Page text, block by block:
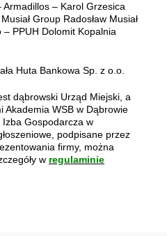
– Karol Grzesica
Group Radosław Musiał
PPUH Dolomit Kopalnia
Huta Bankowa Sp. z o.o.
dąbrowski Urząd Miejski, a
Akademia WSB w Dąbrowie
Gospodarcza w
podpisane przez
firmy, można
w regulaminie